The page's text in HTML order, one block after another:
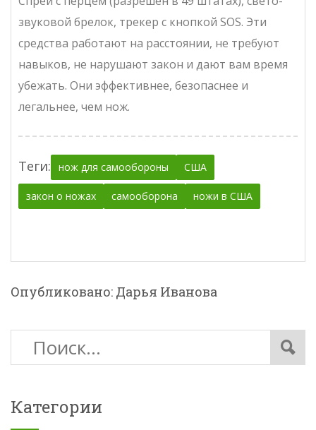
звуковой брелок, трекер с кнопкой SOS. Эти
средства работают на расстоянии, не требуют
навыков, не нарушают закон и дают вам время
убежать. Они эффективнее, безопаснее и
легальнее, чем нож.
Теги: нож для самообороны США
закон о ножах самооборона ножи в США
Опубликовано: Дарья Иванова
Категории